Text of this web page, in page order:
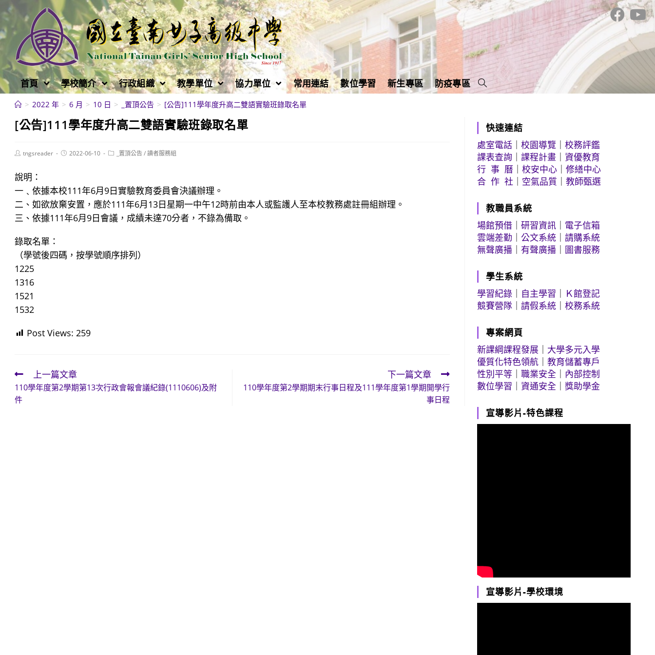
跳
轉
至
主
要
內
容
首頁 學校簡介 行政組織 教學單位 協力單位 常用連結 數位學習 新生專區 防疫專區
> 2022 年 > 6 月 > 10 日 > _置頂公告 > [公告]111學年度升高二雙語實驗班錄取名單
[公告]111學年度升高二雙語實驗班錄取名單
Posttngsreader
Post2022-06-10
Post _置頂公告/讀者服務組
說明：
一﹑依據本校111年6月9日實驗教育委員會決議辦理。
二、如欲放棄安置，應於111年6月13日星期一中午12時前由本人或監護人至本校教務處註冊組辦理。
三、依據111年6月9日會議，成績未達70分者，不錄為備取。
錄取名單：
（學號後四碼，按學號順序排列）
1225
1316
1521
1532
Post Views: 259
Read
more
articles
上一篇文章
110學年度第2學期第13次行政會報會議紀錄(1110606)及附
件
下一篇文章
110學年度第2學期期末行事日程及111學年度第1學期開學行
事日程
快速連結
處室電話 ｜校園導覽 ｜校務評鑑
課表查詢 ｜課程計畫 ｜資優教育
行 事 曆 ｜校安中心 ｜修繕中心
合 作 社
空氣品質 ｜教師甄選
教職員系統
場館預借 ｜研習資訊
電子信箱
雲端差勤 ｜公文系統 ｜請購系統
無聲廣播
有聲廣播 圖書服務
學生系統
學習紀錄
自主學習
Ｋ館登記
競賽營隊 ｜請假系統 ｜校務系統
專案網頁
新課綱課程發展
大學多元入學
優質化特色領航 ｜教育儲蓄專戶
性別平等 ｜職業安全
內部控制
數位學習 ｜資通安全 ｜獎助學金
宣導影片-特色課程
宣導影片-學校環境